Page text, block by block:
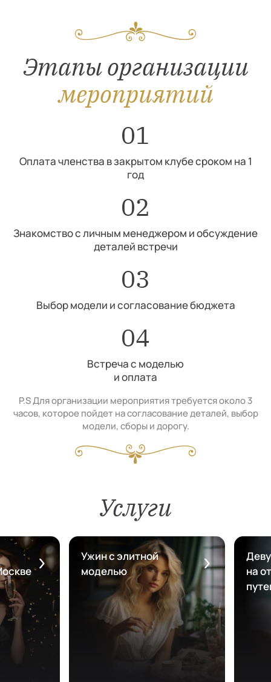
Этапы организации
мероприятий
01
Оплата членства в закрытом клубе сроком на 1
год
02
Знакомство с личным менеджером и обсуждение
деталей встречи
03
Выбор модели и согласование бюджета
04
Встреча с моделью
и оплата
P.S Для организации мероприятия требуется около 3
часов, которое пойдет на согласование деталей, выбор
модели, сборы и дорогу.
Услуги
Ужин с элитной
моделью
на